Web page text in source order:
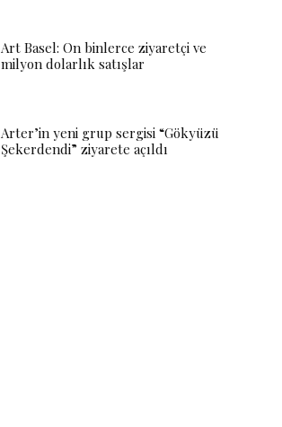
Art Basel: On binlerce ziyaretçi ve
milyon dolarlık satışlar
Arter’in yeni grup sergisi “Gökyüzü
Şekerdendi” ziyarete açıldı